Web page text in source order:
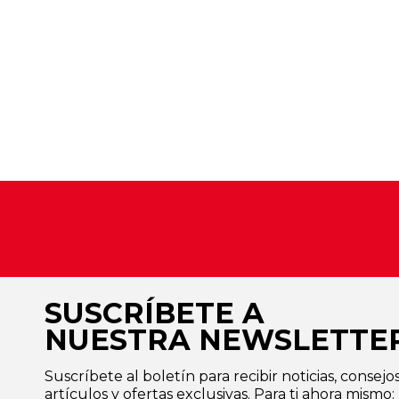
SUSCRÍBETE A
NUESTRA
Suscríbete al boletín para recibir noticias,
artículos y ofertas exclusivas. Para ti ahora mismo: